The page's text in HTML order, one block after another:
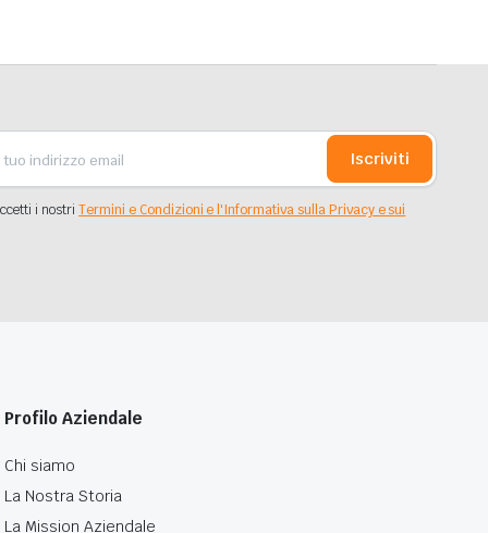
Iscriviti
i nostriTermini e Condizioni e l'Informativa sulla Privacy e sui
Profilo Aziendale
Chi siamo
La Nostra Storia
La Mission Aziendale